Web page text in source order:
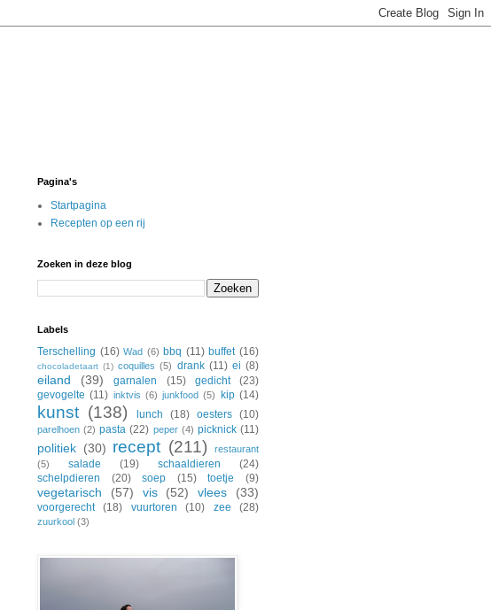
Pagina's
Startpagina
Recepten op een rij
Zoeken in deze blog
Labels
Terschelling (16) Wad (6) bbq (11) buffet (16)
chocoladetaart (1) coquilles (5) drank (11) ei (8)
eiland (39) garnalen (15) gedicht
(23)
gevogelte (11) inktvis (6) junkfood (5) kip (14)
kunst (138) lunch (18) oesters (10)
parelhoen (2) pasta (22) peper (4) picknick (11)
politiek (30) recept (211)
restaurant
(5)
salade (19) schaaldieren
(24)
schelpdieren
(20) soep (15) toetje (9)
vegetarisch (57) vis (52) vlees (33)
voorgerecht (18) vuurtoren (10) zee (28)
zuurkool (3)